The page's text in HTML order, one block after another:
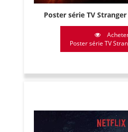
Poster série TV
Poster série TV